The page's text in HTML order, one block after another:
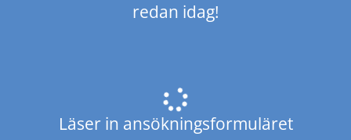
redan idag!
Läser in ansökningsformuläret